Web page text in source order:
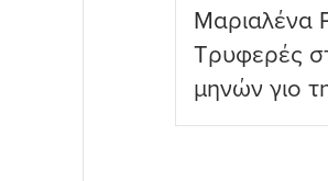
Μαριαλένα
Τρυφερές
μηνών γιο